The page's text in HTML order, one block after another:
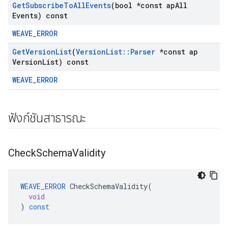
GetSubscribeToAllEvents(bool *const apAll
Events) const
WEAVE_ERROR
GetVersionList(VersionList:: Parser *const ap
VersionList) const
WEAVE_ERROR
ฟังก์ชันสาธารณะ
CheckSchemaValidity
WEAVE_ERROR CheckSchemaValidity(
void
) const